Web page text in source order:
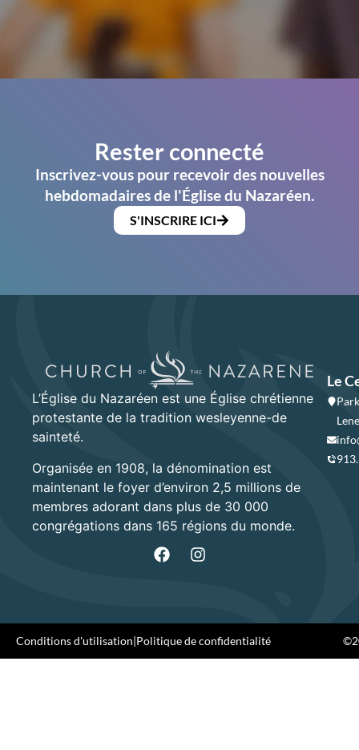
Rester connecté
Inscrivez-vous pour recevoir des nouvelles
hebdomadaires de l'Église du Nazaréen.
S'INSCRIRE ICI
L’Église du Nazaréen est une Église chrétienne
protestante de la tradition wesleyenne-de
sainteté.
Organisée en 1908, la dénomination est
maintenant le foyer d’environ 2,5 millions de
membres adorant dans plus de 30 000
congrégations dans 165 régions du monde.
Le
Conditions d'utilisation|Politique de confidentialité